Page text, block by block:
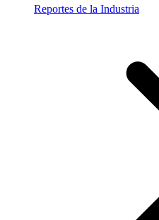
Reportes de la Industria